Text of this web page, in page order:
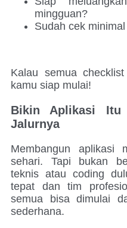
mingguan?
Sudah cek
Kalau semua
kamu siap mulai!
Bikin Aplikasi Itu
Jalurnya
Membangun aplikasi
sehari. Tapi bukan
teknis atau coding
tepat dan tim
semua bisa dimulai
sederhana.